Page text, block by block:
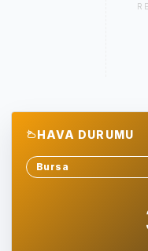
HAVA DURUMU
Sehir sec